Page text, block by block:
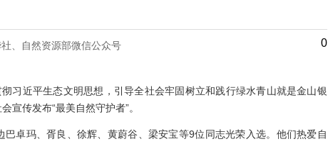
、自然资源部微信公众号 0
习近平生态文明思想，引导全社会牢固树立和践行绿水青山就是金山银
宣传发布“最美自然守护者”。
卓玛、胥良、徐辉、黄蔚谷、梁安宝等9位同志光荣入选。他们热爱自